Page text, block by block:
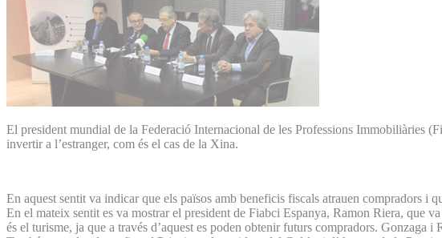
El president mundial de la Federació Internacional de les Professions Immobiliàries
invertir a l’estranger, com és el cas de la Xina.
En aquest sentit va indicar que els països amb beneficis fiscals atrauen compradors
En el mateix sentit es va mostrar el president de Fiabci Espanya, Ramon Riera, que
és el turisme, ja que a través d’aquest es poden obtenir futurs compradors.